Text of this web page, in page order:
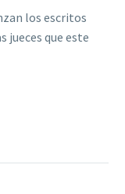
los escritos
jueces que este